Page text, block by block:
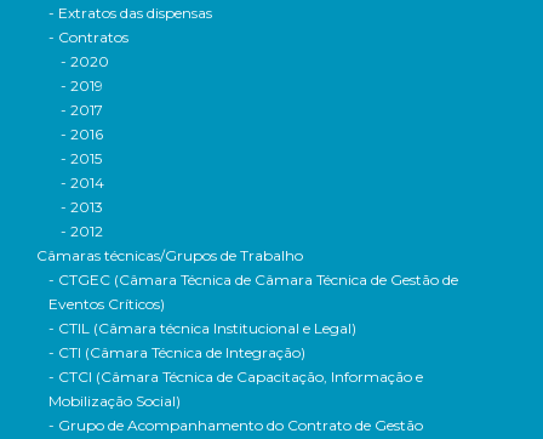
- Extratos das dispensas
- Contratos
- 2020
- 2019
- 2017
- 2016
- 2015
- 2014
- 2013
- 2012
Câmaras técnicas/Grupos de Trabalho
- CTGEC (Câmara Técnica de Câmara Técnica de Gestão de
Eventos Críticos)
- CTIL (Câmara técnica Institucional e Legal)
- CTI (Câmara Técnica de Integração)
- CTCI (Câmara Técnica de Capacitação, Informação e
Mobilização Social)
- Grupo de Acompanhamento do Contrato de Gestão